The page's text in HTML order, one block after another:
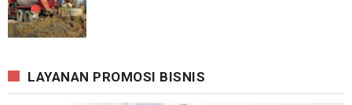
LAYANAN PROMOSI BISNIS